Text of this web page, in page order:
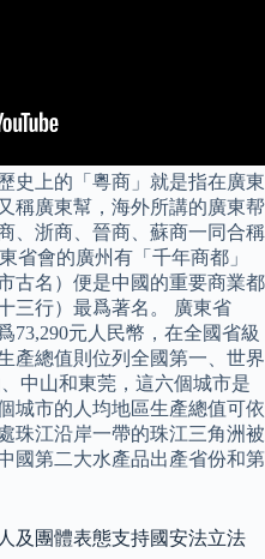
史上的「粵商」就是指在廣東
稱廣東幫，海外所講的廣東帮
、浙商、晉商、蘇商一同合稱
省會的廣州有「千年商都」
古名）便是中國的重要商業都
三行）最爲著名。 廣東省
73,290元人民幣，在全國省級
產總值則位列全國第一、世界
中山和東莞，這六個城市是
城市的人均地區生產總值可依
珠江沿岸一帶的珠江三角洲被
國第二大水產品出產省份和第
及團體表態支持國安法立法